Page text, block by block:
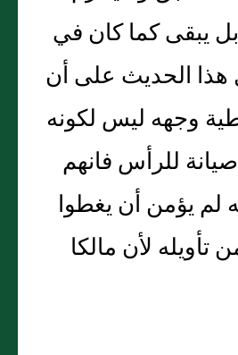
يبقى كما كان في
هذا الحديث على أن
وجهه ليس لكونه
للرأس فانهم
لم يؤمن أن يغطوا
تأويله لأن مالكا